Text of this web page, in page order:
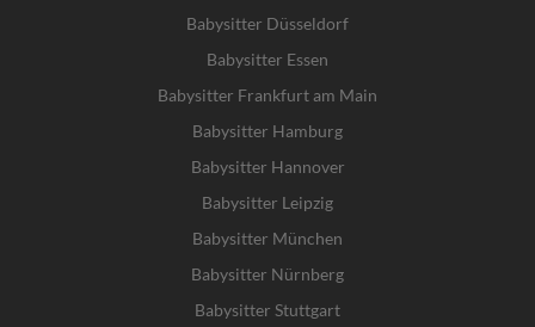
Babysitter Düsseldorf
Babysitter Essen
Babysitter Frankfurt am Main
Babysitter Hamburg
Babysitter Hannover
Babysitter Leipzig
Babysitter München
Babysitter Nürnberg
Babysitter Stuttgart